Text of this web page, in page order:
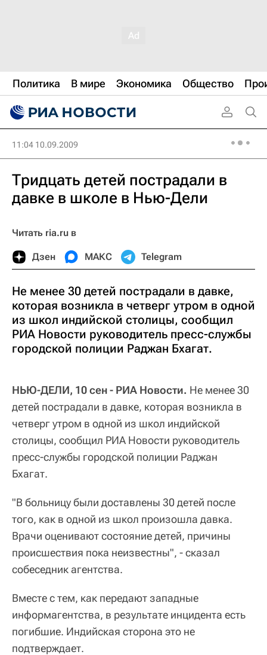
Политика В мире Экономика Общество
11:04 10.09.2009
Тридцать детей пострадали в
давке в школе в Нью-Дели
Читать ria.ru в
Дзен МАКС Telegram
Не менее 30 детей пострадали в давке,
которая возникла в четверг утром в одной
из школ индийской столицы, сообщил
РИА Новости руководитель пресс-службы
городской полиции Раджан Бхагат.
НЬЮ-ДЕЛИ, 10 сен - РИА Новости. Не менее 30
детей пострадали в давке, которая возникла в
четверг утром в одной из школ индийской
столицы, сообщил РИА Новости руководитель
пресс-службы городской полиции Раджан
Бхагат.
"В больницу были доставлены 30 детей после
того, как в одной из школ произошла давка.
Врачи оценивают состояние детей, причины
происшествия пока неизвестны", - сказал
собеседник агентства.
Вместе с тем, как передают западные
информагентства, в результате инцидента есть
погибшие. Индийская сторона это не
подтверждает.